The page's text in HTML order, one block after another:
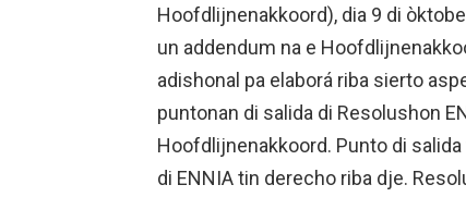
Hoofdlijnenakkoord), dia 9 di
un addendum na e
adishonal pa elaborá riba sierto
puntonan di salida di Resolushon
Hoofdlijnenakkoord. Punto di
di ENNIA tin derecho riba dje.